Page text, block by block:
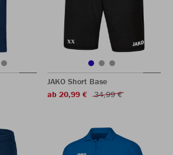
JAKO Short Base
ab 20,99 €
34,99 €